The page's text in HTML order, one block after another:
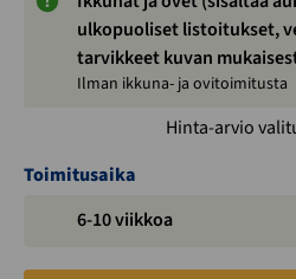
ulkopuoliset listoitukset,
tarvikkeet kuvan
Ilman ikkuna- ja ovitoimitusta
Hinta-arvio
Toimitusaika
6-10 viikkoa